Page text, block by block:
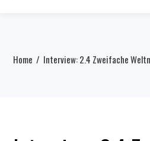
Home Interview: 2.4 Zweifache